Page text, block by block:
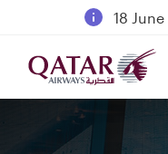
18
6
Qatar